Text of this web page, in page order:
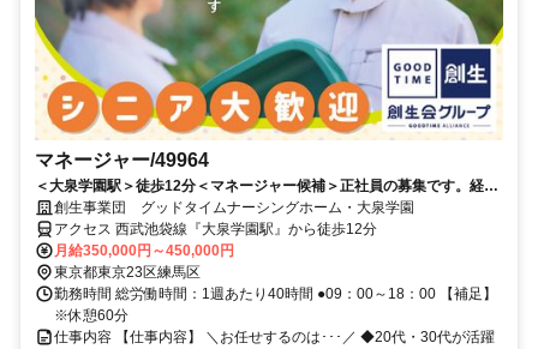
マネージャー/49964
＜大泉学園駅＞徒歩12分＜マネージャー候補＞正社員の募集です。経験
者のみ応募可能。
創生事業団 グッドタイムナーシングホーム・大泉学園
アクセス 西武池袋線『大泉学園駅』から徒歩12分
月給350,000円～450,000円
東京都東京23区練馬区
勤務時間 総労働時間：1週あたり40時間 ●09：00～18：00 【補足】
※休憩60分
仕事内容 【仕事内容】 ＼お任せするのは･･･／ ◆20代・30代が活躍